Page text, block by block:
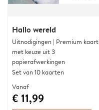
Hallo wereld
Uitnodigingen | Premium kaart
met keuze uit 3
papierafwerkingen
Set van 10 kaarten
Vanaf
€ 11,99